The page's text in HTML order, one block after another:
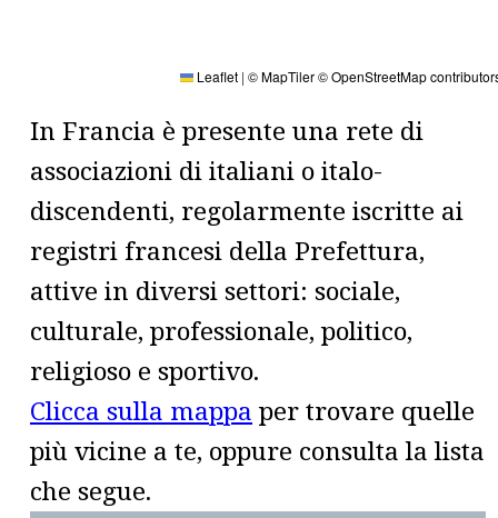
Leaflet | © MapTiler© OpenStreetMap
In Francia è presente una rete di
associazioni di italiani o italo-
discendenti, regolarmente iscritte ai
registri francesi della Prefettura,
attive in diversi settori: sociale,
culturale, professionale, politico,
religioso e sportivo.
Clicca sulla mappaper trovare quelle
più vicine a te, oppure consulta la lista
che segue.